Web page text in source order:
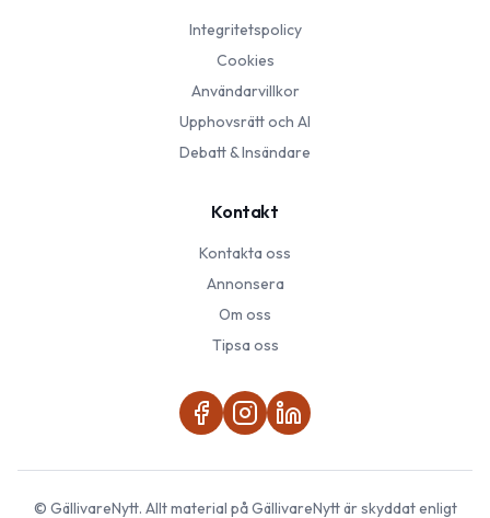
Integritetspolicy
Cookies
Användarvillkor
Upphovsrätt och AI
Debatt & Insändare
Kontakt
Kontakta oss
Annonsera
Om oss
Tipsa oss
© GällivareNytt. Allt material påGällivareNyttär skyddat enligt